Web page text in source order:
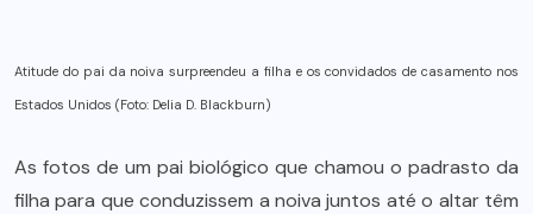
Atitude do pai da noiva surpreendeu a filha e os convidados de casamento nos
Estados Unidos (Foto: Delia D. Blackburn)
As fotos de um pai biológico que chamou o padrasto da
filha para que conduzissem a noiva juntos até o altar têm